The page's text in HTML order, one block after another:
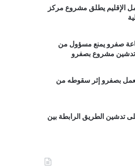
الإقليم يطلق مشروع مركز
صفرو يمنع مسؤول من
تدشين مشروع بصفرو
بصفرو إثر سقوطه من
تدشين الطريق الرابطة بين